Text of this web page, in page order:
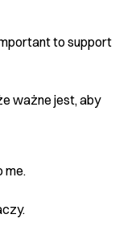
to support
ważne jest, aby
me.